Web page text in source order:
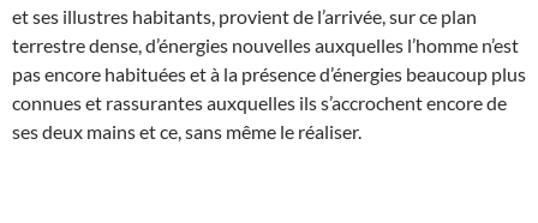
et ses illustres habitants, provient de l’arrivée, sur ce plan
terrestre dense, d’énergies nouvelles auxquelles l’homme n’est
pas encore habituées et à la présence d’énergies beaucoup plus
connues et rassurantes auxquelles ils s’accrochent encore de
ses deux mains et ce, sans même le réaliser.